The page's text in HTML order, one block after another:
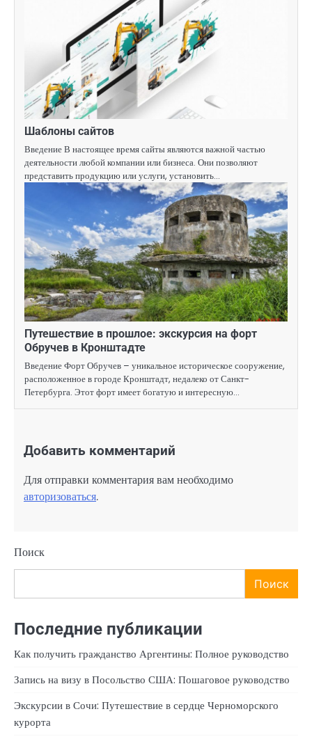
Шаблоны сайтов
Введение В настоящее время сайты являются важной частью
деятельности любой компании или бизнеса. Они позволяют
представить продукцию или услуги, установить…
Путешествие в прошлое: экскурсия на форт
Обручев в Кронштадте
Введение Форт Обручев – уникальное историческое сооружение,
расположенное в городе Кронштадт, недалеко от Санкт-
Петербурга. Этот форт имеет богатую и интересную…
Добавить комментарий
Для отправки комментария вам необходимо
авторизоваться.
Поиск
Поиск
Последние публикации
Как получить гражданство Аргентины: Полное руководство
Запись на визу в Посольство США: Пошаговое руководство
Экскурсии в Сочи: Путешествие в сердце Черноморского
курорта